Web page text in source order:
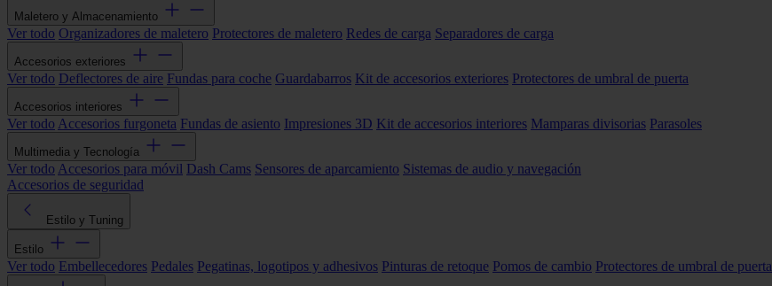
Maletero y Almacenamiento
Ver todo Organizadores de maletero Protectores de maletero Redes de carga Separadores de carga
Accesorios exteriores
Ver todo Deflectores de aire Fundas para coche Guardabarros Kit de accesorios exteriores Protectores de umbral de puerta
Accesorios interiores
Ver todo Accesorios furgoneta Fundas de asiento Impresiones 3D Kit de accesorios interiores Mamparas divisorias Parasoles
Multimedia y Tecnología
Ver todo Accesorios para móvil Dash Cams Sensores de aparcamiento Sistemas de audio y navegación
Accesorios de seguridad
Estilo y Tuning
Estilo
Ver todo Embellecedores Pedales Pegatinas, logotipos y adhesivos Pinturas de retoque Pomos de cambio Protectores de umbral de puerta